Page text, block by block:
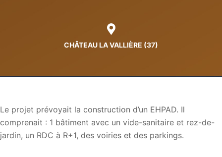
CHÂTEAU LA VALLIÈRE (37)
Le projet prévoyait la construction d’un EHPAD. Il
comprenait : 1 bâtiment avec un vide-sanitaire et rez-de-
jardin, un RDC à R+1, des voiries et des parkings.